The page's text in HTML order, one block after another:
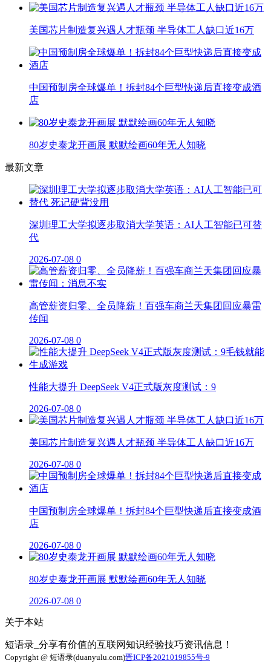
美国芯片制造复兴遇人才瓶颈 半导体工人缺口近16万
中国预制房全球爆单！拆封84个巨型快递后直接变成酒
店
80岁史泰龙开画展 默默绘画60年无人知晓
最新文章
深圳理工大学拟逐步取消大学英语：AI人工智能已可替
代
2026-07-08 0
高管薪资归零、全员降薪！百强车商兰天集团回应暴雷
传闻
2026-07-08 0
性能大提升 DeepSeek V4正式版灰度测试：9
2026-07-08 0
美国芯片制造复兴遇人才瓶颈 半导体工人缺口近16万
2026-07-08 0
中国预制房全球爆单！拆封84个巨型快递后直接变成酒
店
2026-07-08 0
80岁史泰龙开画展 默默绘画60年无人知晓
2026-07-08 0
关于本站
短语录_分享有价值的互联网知识经验技巧资讯信息！
Copyright @ 短语录(duanyulu.com)晋ICP备2021019855号-9